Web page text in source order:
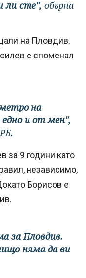
ли сте", обърна
на Пловдив.
е споменал
на
и от мен",
за 9 години като
независимо,
Борисов е
за Пловдив.
няма да ви